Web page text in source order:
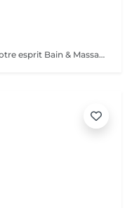
Mini-vacances pour votre corps et votre esprit Bain & Massage des pieds - Gommage du corps & massage Hot Stone - Soins du visage coup d'éclat